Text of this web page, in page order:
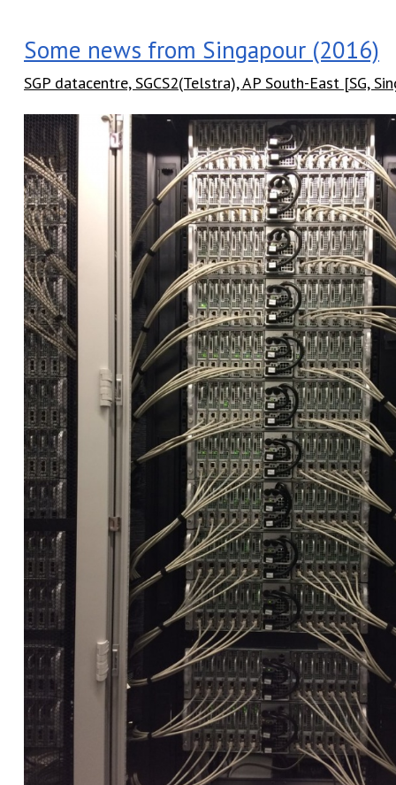
Some news from Singapour (2016)
SGP datacentre, SGCS2(Telstra), AP South-East [SG,